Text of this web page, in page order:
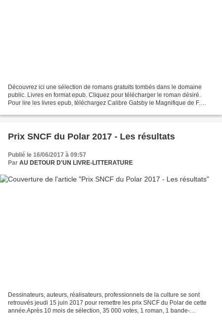
Découvrez ici une sélection de romans gratuits tombés dans le domaine
public. Livres en format epub. Cliquez pour télécharger le roman désiré.
Pour lire les livres epub, téléchargez Calibre Gatsby le Magnifique de F.
Prix SNCF du Polar 2017 - Les résultats
Publié le 16/06/2017 à 09:57
Par AU DETOUR D'UN LIVRE-LITTERATURE
Dessinateurs, auteurs, réalisateurs, professionnels de la culture se sont
retrouvés jeudi 15 juin 2017 pour remettre les prix SNCF du Polar de cette
année.Après 10 mois de sélection, 35 000 votes, 1 roman, 1 bande-